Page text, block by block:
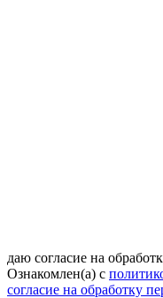
даю согласие на
Ознакомлен(а) с
согласие на обработку